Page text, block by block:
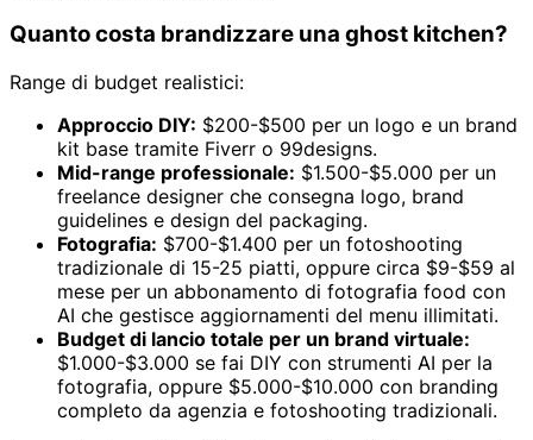
Quanto costa brandizzare una ghost kitchen?
Range di budget realistici:
Approccio DIY: $200-$500 per un logo e un brand
kit base tramite Fiverr o 99designs.
Mid-range professionale: $1.500-$5.000 per un
freelance designer che consegna logo, brand
guidelines e design del packaging.
Fotografia: $700-$1.400 per un fotoshooting
tradizionale di 15-25 piatti, oppure circa $9-$59 al
mese per un abbonamento di fotografia food con
AI che gestisce aggiornamenti del menu illimitati.
Budget di lancio totale per un brand virtuale:
$1.000-$3.000 se fai DIY con strumenti AI per la
fotografia, oppure $5.000-$10.000 con branding
completo da agenzia e fotoshooting tradizionali.